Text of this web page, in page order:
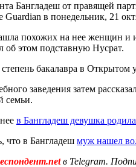
Бангладеш от правящей
Guardian в понедельник, 21
похожих на нее женщин и
об этом подставную Нусрат.
бакалавра в Открытом
заведения затем
семьи.
в Бангладеш девушка
что в Бангладеш муж нашел
в Telegram.